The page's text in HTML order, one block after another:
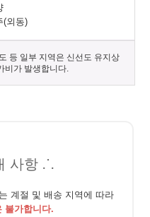
(외동)
등 일부 지역은 신선도 유지상
비가 발생합니다.
사항 ⸫
계절 및 배송 지역에 따라
불가합니다.